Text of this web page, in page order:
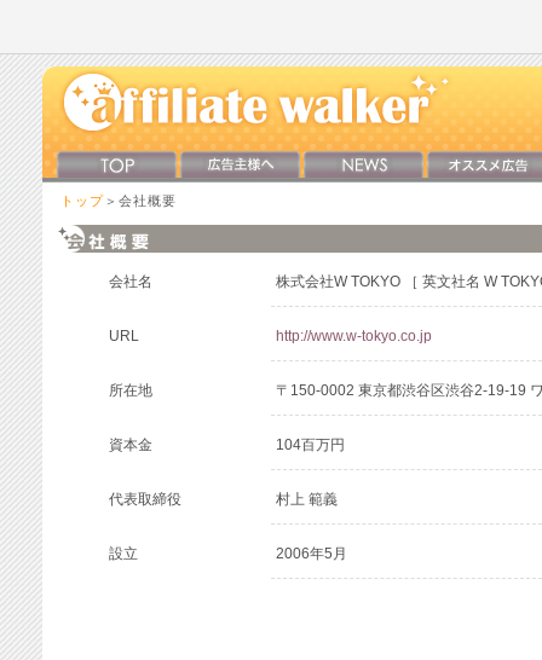
トップ ＞会社概要
会社名 株式会社W TOKYO ［ 英文社名 W
URL http://www.w-tokyo.co.jp
所在地 〒150-0002 東京都渋谷区渋谷2-19-19
資本金 104百万円
代表取締役 村上 範義
設立 2006年5月